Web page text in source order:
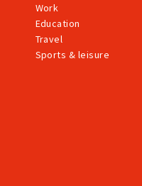
Work
Education
Travel
Sports & leisure